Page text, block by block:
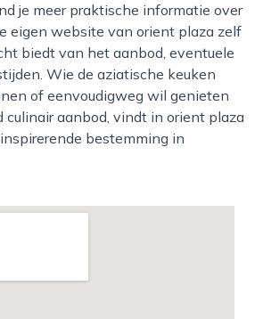
je meer praktische informatie over
eigen website van orient plaza zelf
biedt van het aanbod, eventuele
Wie de aziatische keuken
of eenvoudigweg wil genieten
culinair aanbod, vindt in orient plaza
bestemming in